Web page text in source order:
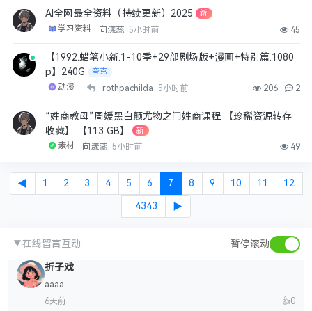
AI全网最全资料（持续更新）2025 新
学习资料 向漾蕊 5小时前 45
【1992.蜡笔小新.1-10季+29部剧场版+漫画+特别篇.1080
p】240G
夸克
动漫 rothpachilda 5小时前 206 2
“姓商教母”周媛黑白颠尤物之门姓商课程 【珍稀资源转存
收藏】 【113 GB】
新
素材 向漾蕊 5小时前 49
◀ 1 2 3 4 5 6 7 8 9 10 11 12
...4343 ▶
▼在线留言互动 暂停滚动
现在打开都显示板块不存在为什么
6天前
0703
有人吗
6天前 👍0
17798155181
困困
wy2028
折子戏
aaaa
6天前 👍0